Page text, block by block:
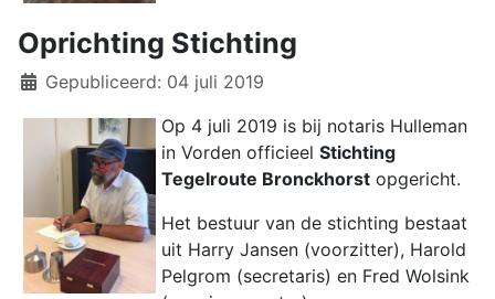
Oprichting Stichting
DetailsGepubliceerd: 04 juli 2019
Op 4 juli 2019 is bij notaris Hulleman
in Vorden officieel Stichting
Tegelroute Bronckhorst opgericht.
Het bestuur van de stichting bestaat
uit Harry Jansen (voorzitter), Harold
Pelgrom (secretaris) en Fred Wolsink